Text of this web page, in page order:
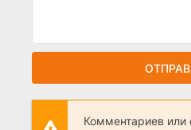
Комментариев или